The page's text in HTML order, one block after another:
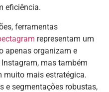
eficiência.
ferramentas
representam um
apenas organizam e
mas também
muito mais estratégica.
e segmentações robustas,